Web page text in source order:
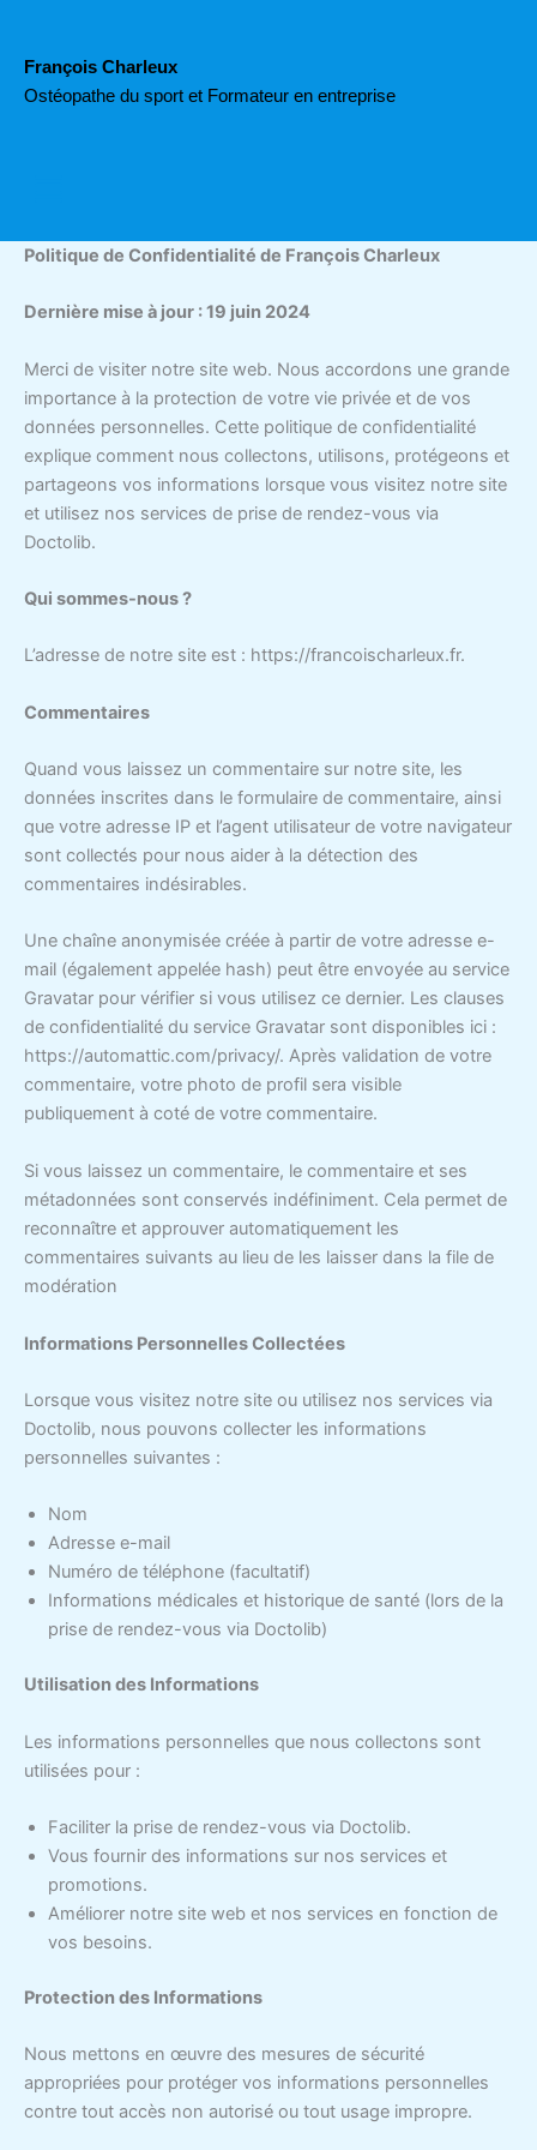
contenu
François Charleux
Ostéopathe du sport et Formateur en entreprise
Politique de Confidentialité de François Charleux
Dernière mise à jour : 19 juin 2024
Merci de visiter notre site web. Nous accordons une grande
importance à la protection de votre vie privée et de vos
données personnelles. Cette politique de confidentialité
explique comment nous collectons, utilisons, protégeons et
partageons vos informations lorsque vous visitez notre site
et utilisez nos services de prise de rendez-vous via
Doctolib.
Qui sommes-nous ?
L’adresse de notre site est : https://francoischarleux.fr.
Commentaires
Quand vous laissez un commentaire sur notre site, les
données inscrites dans le formulaire de commentaire, ainsi
que votre adresse IP et l’agent utilisateur de votre navigateur
sont collectés pour nous aider à la détection des
commentaires indésirables.
Une chaîne anonymisée créée à partir de votre adresse e-
mail (également appelée hash) peut être envoyée au service
Gravatar pour vérifier si vous utilisez ce dernier. Les clauses
de confidentialité du service Gravatar sont disponibles ici :
https://automattic.com/privacy/. Après validation de votre
commentaire, votre photo de profil sera visible
publiquement à coté de votre commentaire.
Si vous laissez un commentaire, le commentaire et ses
métadonnées sont conservés indéfiniment. Cela permet de
reconnaître et approuver automatiquement les
commentaires suivants au lieu de les laisser dans la file de
modération
Informations Personnelles Collectées
Lorsque vous visitez notre site ou utilisez nos services via
Doctolib, nous pouvons collecter les informations
personnelles suivantes :
Nom
Adresse e-mail
Numéro de téléphone (facultatif)
Informations médicales et historique de santé (lors de la
prise de rendez-vous via Doctolib)
Utilisation des Informations
Les informations personnelles que nous collectons sont
utilisées pour :
Faciliter la prise de rendez-vous via Doctolib.
Vous fournir des informations sur nos services et
promotions.
Améliorer notre site web et nos services en fonction de
vos besoins.
Protection des Informations
Nous mettons en œuvre des mesures de sécurité
appropriées pour protéger vos informations personnelles
contre tout accès non autorisé ou tout usage impropre.